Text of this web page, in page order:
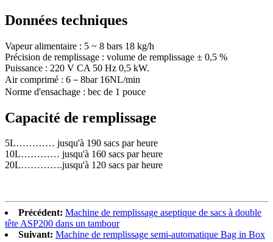
Données techniques
Vapeur alimentaire : 5 ~ 8 bars 18 kg/h
Précision de remplissage : volume de remplissage ± 0,5 %
Puissance : 220 V CA 50 Hz 0,5 kW.
Air comprimé : 6－8bar 16NL/min
Norme d'ensachage : bec de 1 pouce
Capacité de remplissage
5L………… jusqu'à 190 sacs par heure
10L………… jusqu'à 160 sacs par heure
20L………….jusqu'à 120 sacs par heure
Précédent: Machine de remplissage aseptique de sacs à double
tête ASP200 dans un tambour
Suivant: Machine de remplissage semi-automatique Bag in Box